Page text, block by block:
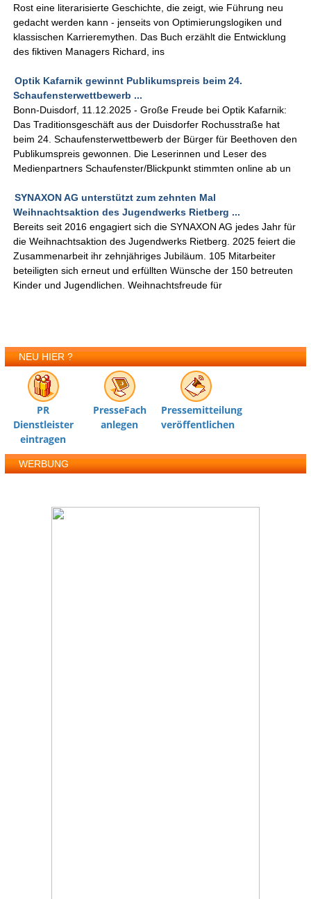
Rost eine literarisierte Geschichte, die zeigt, wie Führung neu
gedacht werden kann - jenseits von Optimierungslogiken und
klassischen Karriere­mythen. Das Buch erzählt die Entwicklung
des fiktiven Managers Richard, ins
Optik Kafarnik gewinnt Publikumspreis beim 24.
Schaufensterwettbewerb ...
Bonn-Duisdorf, 11.12.2025 - Große Freude bei Optik Kafarnik:
Das Traditionsgeschäft aus der Duisdorfer Rochusstraße hat
beim 24. Schaufensterwettbewerb der Bürger für Beethoven den
Publikumspreis gewonnen. Die Leserinnen und Leser des
Medienpartners Schaufenster/Blickpunkt stimmten online ab un
SYNAXON AG unterstützt zum zehnten Mal
Weihnachtsaktion des Jugendwerks Rietberg ...
Bereits seit 2016 engagiert sich die SYNAXON AG jedes Jahr für
die Weihnachtsaktion des Jugendwerks Rietberg. 2025 feiert die
Zusammenarbeit ihr zehnjähriges Jubiläum. 105 Mitarbeiter
beteiligten sich erneut und erfüllten Wünsche der 150 betreuten
Kinder und Jugendlichen. Weihnachtsfreude für
NEU HIER ?
PR
Dienstleister
eintragen
PresseFach
anlegen
Pressemitteilung
veröffentlichen
WERBUNG